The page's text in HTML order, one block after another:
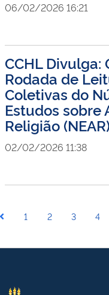
06/02/2026 16:21
CCHL Divulga:
Rodada de
Coletivas do
Estudos sobre
Religião
02/02/2026 11:38
1 2 3 4